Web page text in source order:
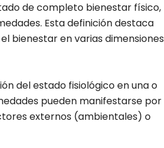
de completo bienestar físico,
Esta definición destaca
bienestar en varias dimensiones
del estado fisiológico en una o
pueden manifestarse por
externos (ambientales) o